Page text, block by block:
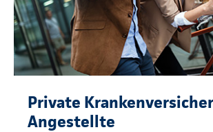
Private
Angestellte